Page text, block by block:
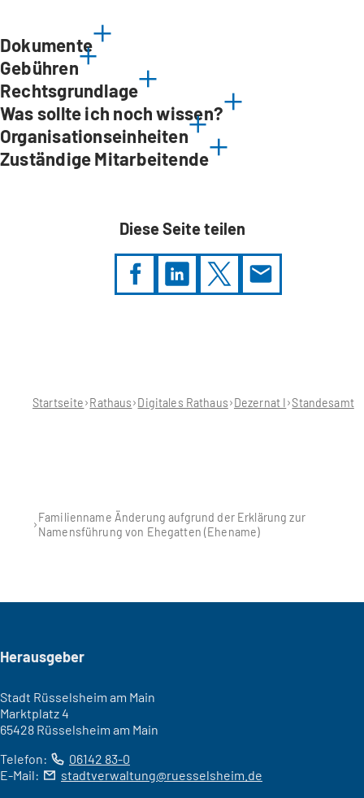
Dokumente
Gebühren
Rechtsgrundlage
Was sollte ich noch wissen?
Organisationseinheiten
Zuständige Mitarbeitende
Diese Seite teilen
hier:Startseite Rathaus Digitales Rathaus Dezernat I Standesamt
Familienname Änderung aufgrund der Erklärung zur
Namensführung von Ehegatten (Ehename)
Seitenfuß
Herausgeber
Stadt Rüsselsheim am Main
Marktplatz 4
65428 Rüsselsheim am Main
Telefon:
06142 83-0
E-Mail:
stadtverwaltung ruesselsheim de